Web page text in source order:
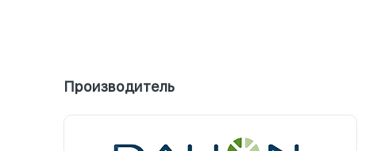
Производитель